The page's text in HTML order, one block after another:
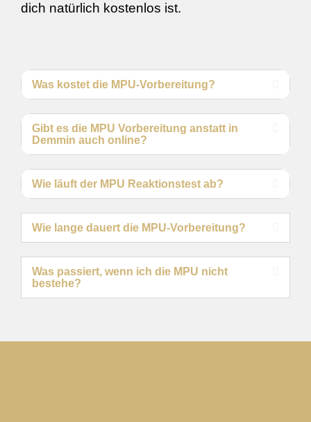
dich natürlich kostenlos ist.
Was kostet die MPU-Vorbereitung?
Gibt es die MPU Vorbereitung anstatt in
Demmin auch online?
Wie läuft der MPU Reaktionstest ab?
Wie lange dauert die MPU-Vorbereitung?
Was passiert, wenn ich die MPU nicht
bestehe?